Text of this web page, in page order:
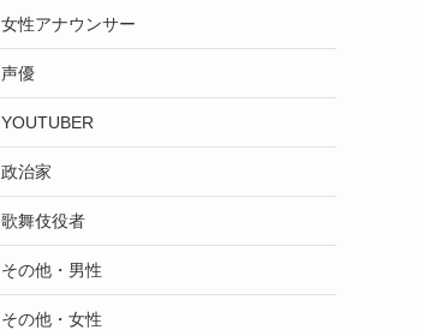
女性アナウンサー
声優
YOUTUBER
政治家
歌舞伎役者
その他・男性
その他・女性